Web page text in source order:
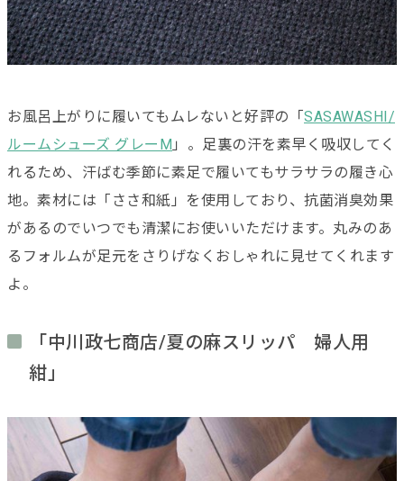
お風呂上がりに履いてもムレないと好評の「SASAWASHI/
ルームシューズ グレーM 」。足裏の汗を素早く吸収してく
れるため、汗ばむ季節に素足で履いてもサラサラの履き心
地。素材には「ささ和紙」を使用しており、抗菌消臭効果
があるのでいつでも清潔にお使いいただけます。丸みのあ
るフォルムが足元をさりげなくおしゃれに見せてくれます
よ。
「中川政七商店/夏の麻スリッパ 婦人用
紺」